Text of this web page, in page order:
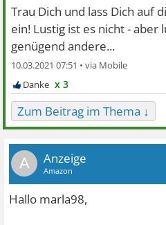
Trau Dich und lass Dich auf
ein! Lustig ist es nicht - aber
genügend andere...
10.03.2021 07:51 •
x 3
Zum Beitrag im Thema ↓
A